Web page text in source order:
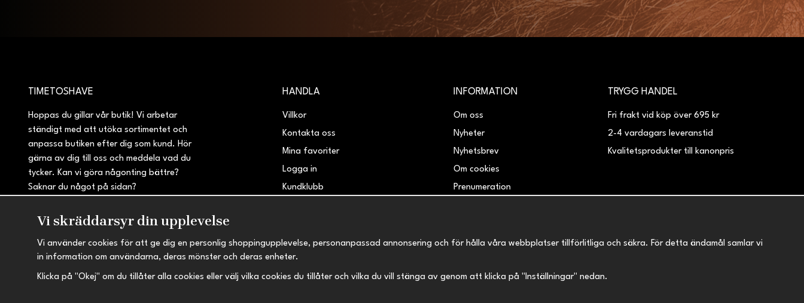
TIMETOSHAVE
Hoppas du gillar vår butik! Vi arbetar
ständigt med att utöka sortimentet och
anpassa butiken efter dig som kund. Hör
gärna av dig till oss och meddela vad du
tycker. Kan vi göra någonting bättre?
Saknar du något på sidan?
HANDLA
Villkor
Kontakta oss
Mina favoriter
Logga in
Kundklubb
INFORMATION
Om oss
Nyheter
Nyhetsbrev
Om cookies
Prenumeration
TRYGG HANDEL
Fri frakt vid köp över 695 kr
2-4 vardagars leveranstid
Kvalitetsprodukter till kanonpris
Vi skräddarsyr din upplevelse
Vi använder cookies för att ge dig en personlig shoppingupplevelse, personanpassad annonsering och för hålla våra webbplatser tillförlitliga och säkra. För detta ändamål samlar vi
in information om användarna, deras mönster och deras enheter.
Klicka på "Okej" om du tillåter alla cookies eller välj vilka cookies du tillåter och vilka du vill stänga av genom att klicka på "Inställningar" nedan.